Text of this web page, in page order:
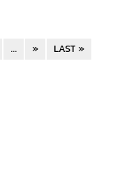
... » LAST »